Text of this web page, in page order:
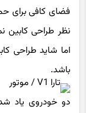
نظر طراحی کابین
اما شاید طراحی
باشد.
دو خودروی یاد